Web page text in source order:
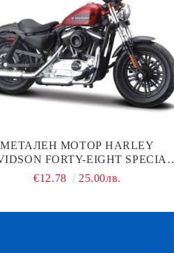
МЕТАЛЕН МОТОР HARLEY
FORTY-EIGHT SPECIAL
2018 MAISTO 1/18
€12.78 25.00лв.